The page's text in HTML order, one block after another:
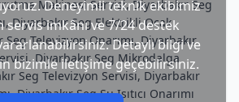
Deneyimli teknik ekibimiz
servis imkânı ve 7/24 destek
Detaylı bilgi ve
bizimle iletişime geçebilirsiniz.
Makinesi Servisi, Diyarbakır Seg
Diyarbakır Seg Elektrikli Ocak
Seg Televizyon Onarımı, Diyarbakır
Diyarbakır Seg Mikrodalga
Seg Televizyon Servisi, Diyarbakır
Diyarbakır Seg Su Isıtıcı Onarımı